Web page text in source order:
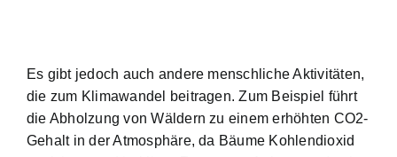
Es gibt jedoch auch andere menschliche Aktivitäten,
die zum Klimawandel beitragen. Zum Beispiel führt
die Abholzung von Wäldern zu einem erhöhten CO2-
Gehalt in der Atmosphäre, da Bäume Kohlendioxid